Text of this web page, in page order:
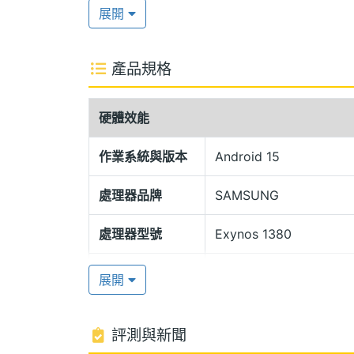
晰。螢幕通過 SGS 低藍光認證，能降低
IP42 防潑濺保護
SAMSUNG Galaxy Tab S10 Lite Wi-Fi
當有質感，台灣上市版本提供「酷玩灰
防護部分，儘管未達到 IP68 防塵防水等
平板來說，多了一層防護也能使日常使用
三星 Exynos 1380
SAMSUNG Galaxy Tab S10 Lite Wi-Fi
256GB ROM 版本，支援最高 2TB 的
展開
產品規格
硬體效能
作業系統與版本 Android 15
處理器品牌 SAMSUNG
處理器型號 Exynos 1380
處理器時脈
圖形處理器 Mali-G68 MP5
展開
評測與新聞